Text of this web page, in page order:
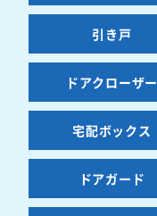
引き戸
ドアクローザー
宅配ボックス
ドアガード